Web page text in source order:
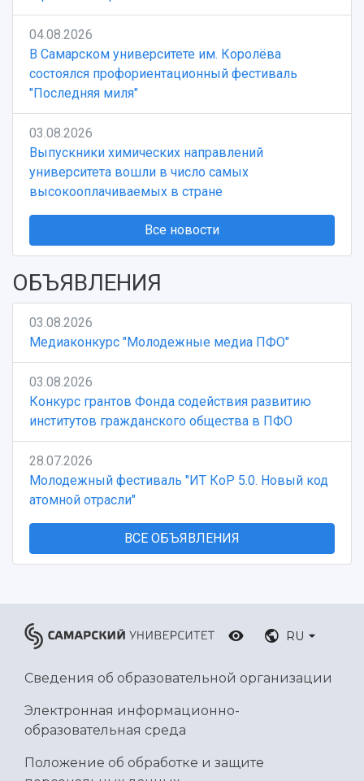
04.08.2026
В Самарском университете им. Королёва
состоялся профориентационный фестиваль
"Последняя миля"
03.08.2026
Выпускники химических направлений
университета вошли в число самых
высокооплачиваемых в стране
Все новости
ОБЪЯВЛЕНИЯ
03.08.2026
Медиаконкурс "Молодежные медиа ПФО"
03.08.2026
Конкурс грантов Фонда содействия развитию
институтов гражданского общества в ПФО
28.07.2026
Молодежный фестиваль "ИТ КоР 5.0. Новый код
атомной отрасли"
ВСЕ ОБЪЯВЛЕНИЯ
RU
Сведения об образовательной организации
Электронная информационно-
образовательная среда
Положение об обработке и защите